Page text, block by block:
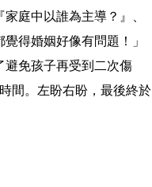
庭中以誰為主導？』、
得婚姻好像有問題！」
避免孩子再受到二次傷
間。左盼右盼，最後終於